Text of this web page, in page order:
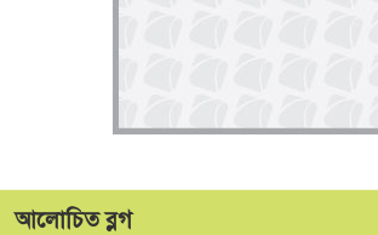
আলোচিত ব্লগ